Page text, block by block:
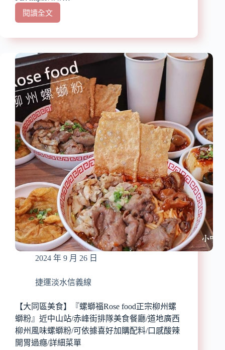
閱讀全文
【中
區
肉
麵】
『禾
食
麵
鋪-
禾
Shang’s
Noodles』
近
中
山
站/
小
時
候
記
憶
中
的
份
憶
美
味/
肉
塊
2024 年 9 月 26 日
捷運淡水信義線
【大同區美食】『螺螄福Rose food正宗柳州螺
螄粉』近中山站/赤峰街排隊美食餐廳/道地廣西
柳州風味螺螄粉/可依據喜好加購配料/口感酸辣
開胃過癮/詳細菜單